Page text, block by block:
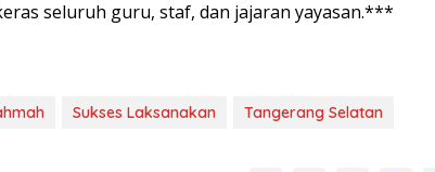
seluruh guru, staf, dan jajaran yayasan.***
Sukses Laksanakan Tangerang Selatan